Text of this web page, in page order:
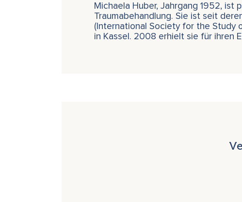
Michaela Huber, Jahrgang 1952, ist
Traumabehandlung. Sie ist seit
(International Society for the Study
in Kassel. 2008 erhielt sie für ihren